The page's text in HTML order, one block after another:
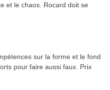
et le chaos. Rocard doit se
sur la forme et le fond
pour faire aussi faux. Prix